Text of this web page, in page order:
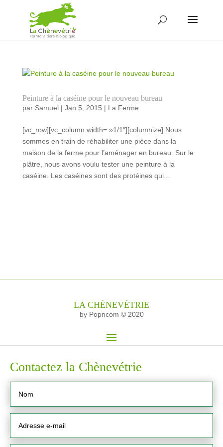
Peinture à la caséine pour le nouveau bureau
par Samuel| Jan 5, 2015 | La Ferme
[vc_row][vc_column width= »1/1″][columnize] Nous
sommes en train de réhabiliter une pièce dans la
maison de la ferme pour l’aménager en bureau. Sur le
plâtre, nous avons voulu tester une peinture à la
caséine. Les caséines sont des protéines qui...
LA CHÈNEVÉTRIE
by Popncom © 2020
Contactez la Chènevétrie